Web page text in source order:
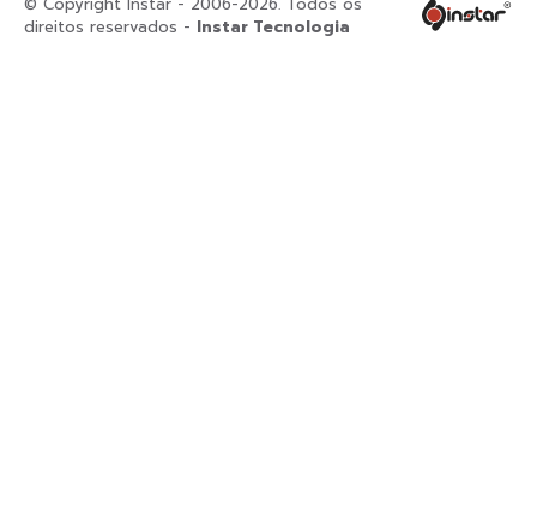
direitos reservados - Instar Tecnologia